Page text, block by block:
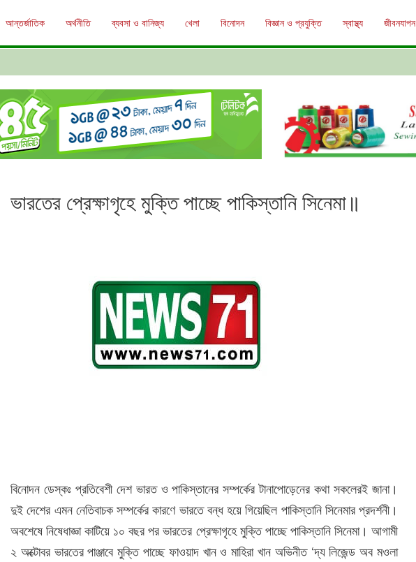
আন্তর্জাতিক অর্থনীতি ব্যবসা ও বানিজ্য খেলা বিনোদন বিজ্ঞান ও প্রযুক্তি স্বাস্থ্য জীবনযাপন
ভারতের প্রেক্ষাগৃহে মুক্তি পাচ্ছে পাকিস্তানি সিনেমা॥
বিনোদন ডেস্কঃ প্রতিবেশী দেশ ভারত ও পাকিস্তানের সম্পর্কের টানাপোড়েনের কথা সকলেরই জানা।
দুই দেশের এমন নেতিবাচক সম্পর্কের কারণে ভারতে বন্ধ হয়ে গিয়েছিল পাকিস্তানি সিনেমার প্রদর্শনী।
অবশেষে নিষেধাজ্ঞা কাটিয়ে ১০ বছর পর ভারতের প্রেক্ষাগৃহে মুক্তি পাচ্ছে পাকিস্তানি সিনেমা। আগামী
২ অক্টোবর ভারতের পাঞ্জাবে মুক্তি পাচ্ছে ফাওয়াদ খান ও মাহিরা খান অভিনীত ‘দ্য লিজেন্ড অব মওলা